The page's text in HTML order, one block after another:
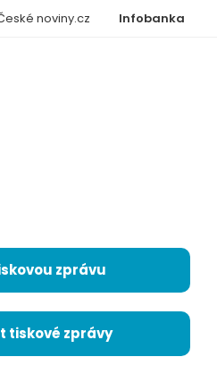
Infobanka
noviny.cz
zprávu
tiskové zprávy